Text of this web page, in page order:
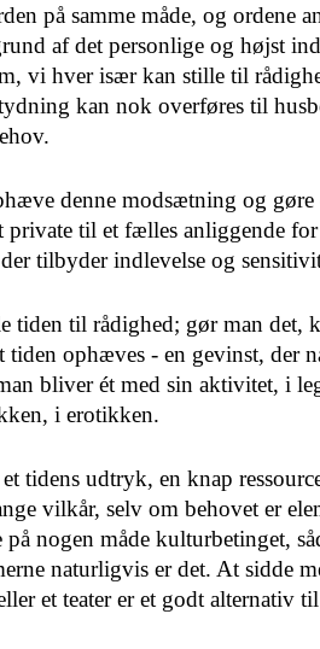
på samme måde, og ordene
af det per­sonlige og højst
vi hver især kan stille til
kan nok overføres til
denne modsætning og gøre
private til et fælles anlig­gende
tilbyder indle­velse og
tiden til rådighed; gør man det,
tiden ophæves - en ge­vinst, der
bliver ét med sin aktivitet, i
i erotikken.
tidens udtryk, en knap
vilkår, selv om be­hovet er
nogen måde kulturbetinget,
naturligvis er det. At sidde
et teater er et godt alternativ